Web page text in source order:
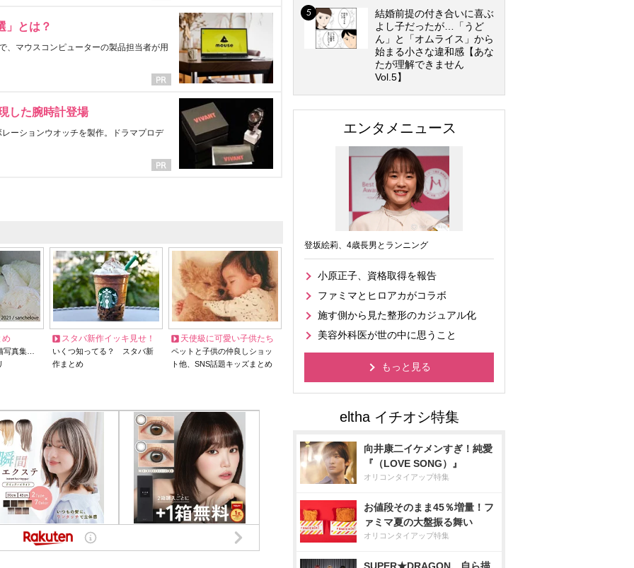
」とは？
、マウスコンピューターの製品担当者が用
した腕時計登場
ーションウオッチを製作。ドラマプロデ
め
写真集…
スタバ新作イッキ見せ！
いくつ知ってる？ スタバ新
作まとめ
天使級に可愛い子供たち
ペットと子供の仲良しショッ
ト他、SNS話題キッズまとめ
結婚前提の付き合いに喜ぶ
よし子だったが…「うど
ん」と「オムライス」から
始まる小さな違和感【あな
たが理解できません
Vol.5】
エンタメニュース
登坂絵莉、4歳長男とランニング
小原正子、資格取得を報告
ファミマとヒロアカがコラボ
施す側から見た整形のカジュアル化
美容外科医が世の中に思うこと
もっと見る
向井康二イケメンすぎ！純愛
『（LOVE SONG）』
オリコンタイアップ特集
お値段そのまま45％増量！フ
ァミマ夏の大盤振る舞い
オリコンタイアップ特集